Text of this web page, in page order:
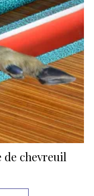
de chevreuil